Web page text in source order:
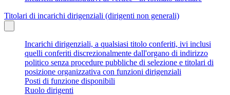
Titolari di incarichi dirigenziali (dirigenti non generali)
Incarichi dirigenziali, a qualsiasi titolo conferiti, ivi inclusi
quelli conferiti discrezionalmente dall'organo di indirizzo
politico senza procedure pubbliche di selezione e titolari di
posizione organizzativa con funzioni dirigenziali
Posti di funzione disponibili
Ruolo dirigenti